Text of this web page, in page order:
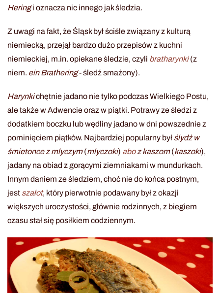
Heringi oznacza nic innego jak śledzia.
Z uwagi na fakt, że Śląsk był ściśle związany z kulturą
niemiecką, przejął bardzo dużo przepisów z kuchni
niemieckiej, m.in. opiekane śledzie, czyli bratharynki(z
niem. ein Brathering- śledź smażony).
Harynkichętnie jadano nie tylko podczas Wielkiego Postu,
ale także w Adwencie oraz w piątki. Potrawy ze śledzi z
dodatkiem boczku lub wędliny jadano w dni powszednie z
pominięciem piątków. Najbardziej popularny był ślydź w
śmietonce z mlyczym(mlyczoki) aboz kaszom(kaszoki),
jadany na obiad z gorącymi ziemniakami w mundurkach.
Innym daniem ze śledziem, choć nie do końca postnym,
jest szałot, który pierwotnie podawany był z okazji
większych uroczystości, głównie rodzinnych, z biegiem
czasu stał się posiłkiem codziennym.